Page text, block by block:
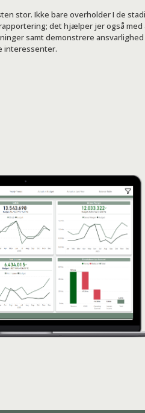
stor. Ikke bare overholder I de
det hjælper jer også med
samt demonstrere ansvarlighed
interessenter.